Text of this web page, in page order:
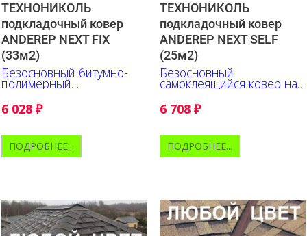
ТЕХНОНИКОЛЬ
подкладочный ковер
ANDEREP NEXT FIX
(33м2)
Безосновный битумно-
полимерный
подкладочный ковер
механического крепления
6 028 ₽
ПОДРОБНЕЕ...
ТЕХНОНИКОЛЬ
подкладочный ковер
ANDEREP NEXT SELF
(25м2)
Безосновный
самоклеящийся ковер на
основе битумно-
полимерной смеси
6 708 ₽
ПОДРОБНЕЕ...